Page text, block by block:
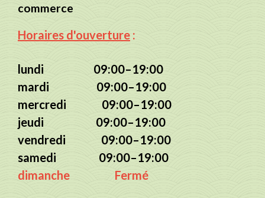
commerce
Horaires d'ouverture :
lundi 09:00–19:00
mardi 09:00–19:00
mercredi 09:00–19:00
jeudi 09:00–19:00
vendredi 09:00–19:00
samedi 09:00–19:00
dimanche Fermé